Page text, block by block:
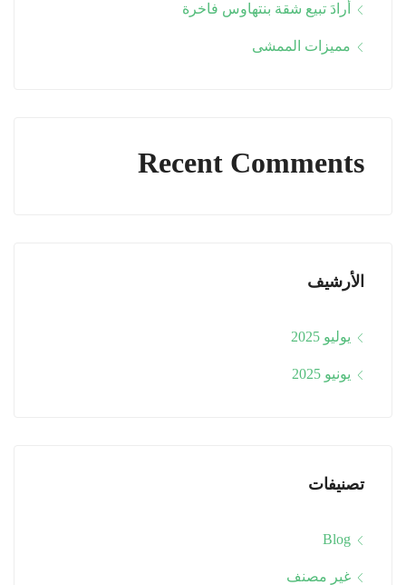
أرادَ تبيع شقة بنتهاوس فاخرة
مميزات الممشى
Recent Comments
الأرشيف
يوليو 2025
يونيو 2025
تصنيفات
Blog
غير مصنف